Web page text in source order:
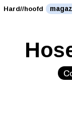
Hard//hoofd